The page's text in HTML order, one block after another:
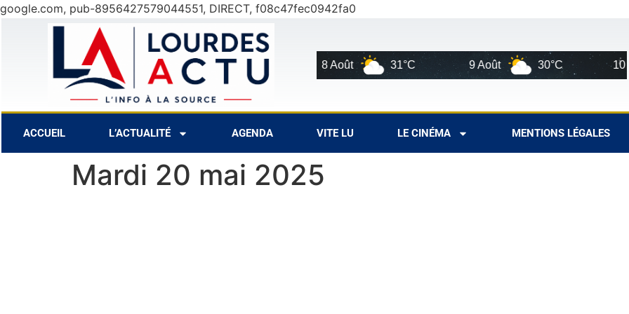
google.com, pub-8956427579044551, DIRECT, f08c47fec0942fa0
7 Août 28°C 8 Août 31°C 9 Août 30°C 10 Août
ACCUEIL L’ACTUALITÉ AGENDA VITE LU LE CINÉMA MENTIONS LÉGALES
Mardi 20 mai 2025